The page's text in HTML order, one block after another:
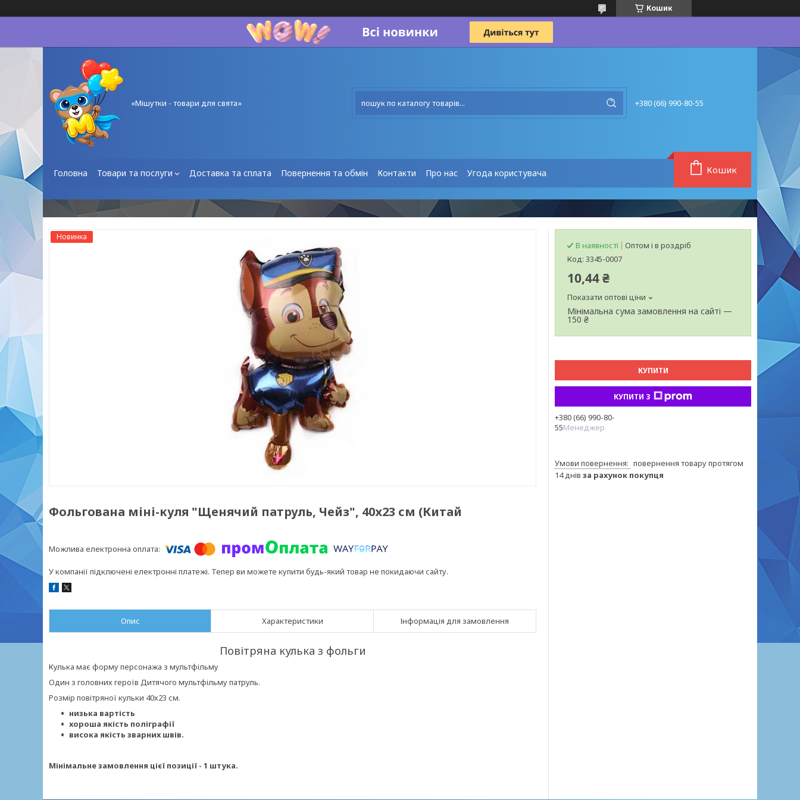
Кошик
«Мішутки - товари для свята» +380 (66) 990-80-55
Головна Товари та послуги Доставка та сплата Повернення та обмін Контакти Про нас Угода користувача Кошик
Новинка
Фольгована міні-куля "Щенячий патруль, Чейз", 40х23 см (Китай
У компанії підключені електронні платежі. Тепер ви можете купити будь-який товар не покидаючи сайту.
Опис Характеристики Інформація для замовлення
Повітряна кулька з фольги
Кулька має форму персонажа з мультфільму
Один з головних героїв Дитячого мультфільму патруль.
Розмір повітряної кульки 40х23 см.
низька вартість
хороша якість поліграфії
висока якість зварних швів.
Мінімальне замовлення цієї позиції - 1 штука.
В наявності
Оптом і в роздріб
Код: 3345-0007
10,44 ₴
Показати оптові ціни
Мінімальна сума замовлення на сайті —
150 ₴
КУПИТИ
КУПИТИ З
+380 (66) 990-80-
55Менеджер
повернення товару протягом
14 днів за рахунок покупця